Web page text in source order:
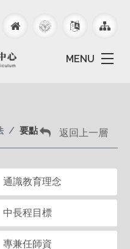
MENU
要點 返回上一層
通識教育理念
中長程目標
專兼任師資